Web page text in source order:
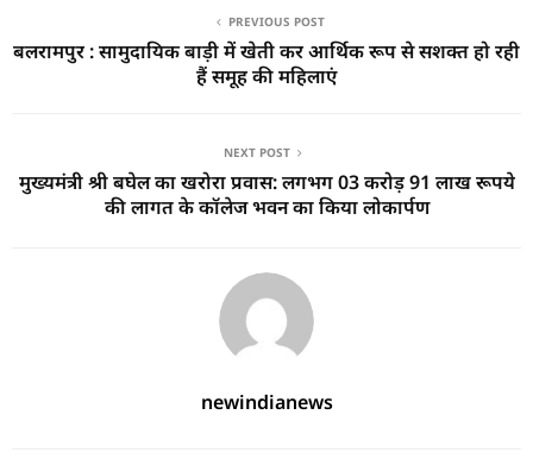
PREVIOUS POST
बलरामपुर : सामुदायिक बाड़ी में खेती कर आर्थिक रूप से सशक्त हो रही
हैं समूह की महिलाएं
NEXT POST
मुख्यमंत्री श्री बघेल का खरोरा प्रवास: लगभग 03 करोड़ 91 लाख रूपये
की लागत के कॉलेज भवन का किया लोकार्पण
newindianews